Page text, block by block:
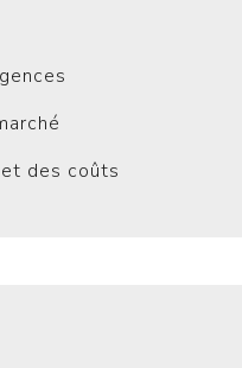
des coûts